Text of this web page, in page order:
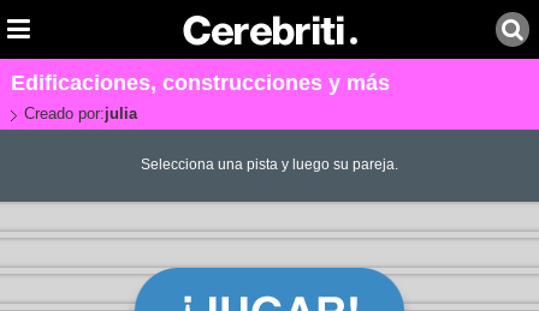
Edificaciones, construcciones y más
Creado por:julia
Selecciona una pista y luego su pareja.